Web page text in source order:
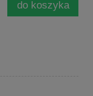
do koszyka